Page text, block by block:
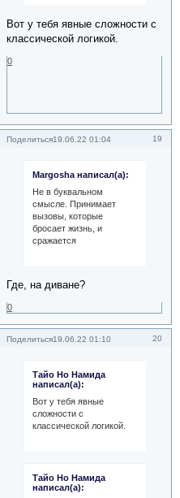
Вот у тебя явные сложности с
классической логикой.
0
Поделиться 19
19.06.22 01:04
Margosha написал(а):
Не в буквальном
смысле. Принимает
вызовы, которые
бросает жизнь, и
сражается
Где, на диване?
0
Поделиться 20
19.06.22 01:10
Тайо Но Намида
написал(а):
Вот у тебя явные
сложности с
классической логикой.
Тайо Но Намида
написал(а):